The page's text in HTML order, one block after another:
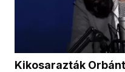
Kikosarazták